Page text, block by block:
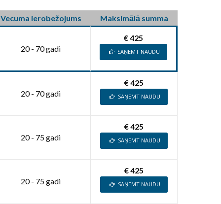
Vecuma ierobežojums Maksimālā summa
20 - 70 gadi
€ 425
SAŅEMT NAUDU
20 - 70 gadi
€ 425
SAŅEMT NAUDU
20 - 75 gadi
€ 425
SAŅEMT NAUDU
20 - 75 gadi
€ 425
SAŅEMT NAUDU